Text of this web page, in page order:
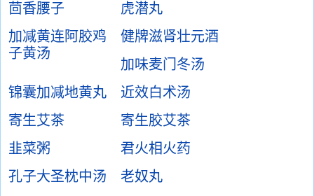
茴香腰子
虎潜丸
加减黄连阿胶鸡
子黄汤
健牌滋肾壮元酒
加味麦门冬汤
锦囊加减地黄丸
近效白术汤
寄生艾茶
寄生胶艾茶
韭菜粥
君火相火药
孔子大圣枕中汤
老奴丸